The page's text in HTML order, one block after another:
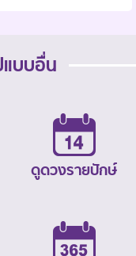
แบบอื่น
ดูดวงรายปักษ์